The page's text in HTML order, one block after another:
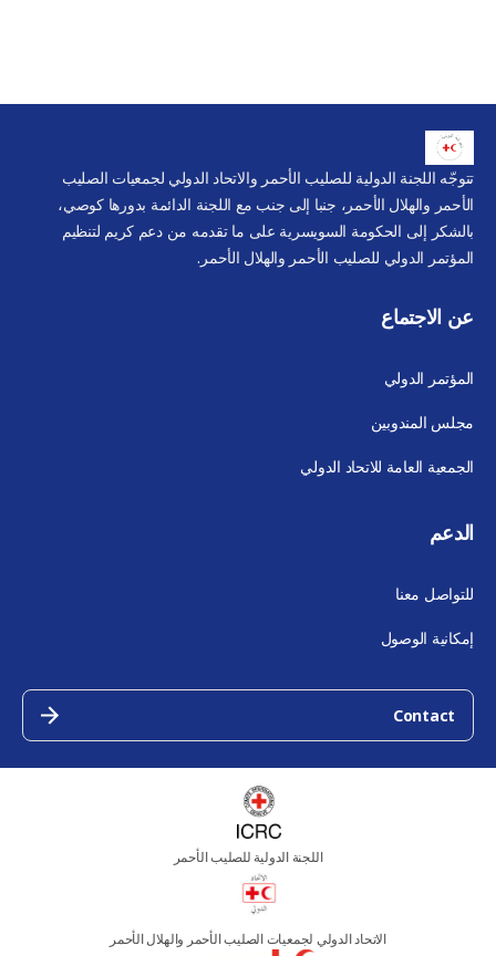
تتوجّه اللجنة الدولية للصليب الأحمر والاتحاد الدولي لجمعيات الصليب
الأحمر والهلال الأحمر، جنبا إلى جنب مع اللجنة الدائمة بدورها كوصي،
بالشكر إلى الحكومة السويسرية على ما تقدمه من دعم كريم لتنظيم
المؤتمر الدولي للصليب الأحمر والهلال الأحمر.
عن الاجتماع
المؤتمر الدولي
مجلس المندوبين
الجمعية العامة للاتحاد الدولي
الدعم
للتواصل معنا
إمكانية الوصول
Contact
اللجنة الدولية للصليب الأحمر
الاتحاد الدولي لجمعيات الصليب الأحمر والهلال الأحمر